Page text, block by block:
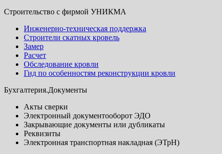
Строительство с фирмой УНИКМА
Инженерно-техническая поддержка
Строители скатных кровель
Замер
Расчет
Обследование кровли
Гид по особенностям реконструкции кровли
Бухгалтерия.Документы
Акты сверки
Электронный документооборот ЭДО
Закрывающие документы или дубликаты
Реквизиты
Электронная транспортная накладная (ЭТрН)